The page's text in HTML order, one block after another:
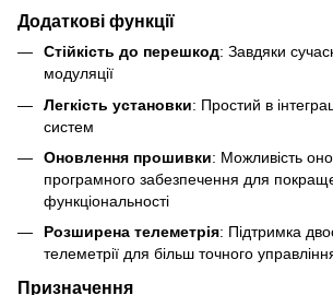
Додаткові функції
Стійкість до перешкод: Завдяки
модуляції
Легкість установки: Простий в
систем
Оновлення прошивки: Можливість
програмного забезпечення для
функціональності
Розширена телеметрія: Підтримка
телеметрії для більш точного
Призначення